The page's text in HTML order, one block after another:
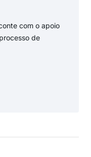
com o apoio
de